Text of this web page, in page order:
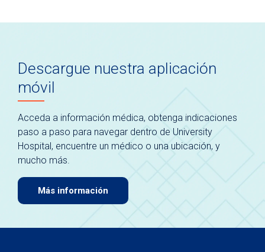
Descargue nuestra aplicación
móvil
Acceda a información médica, obtenga indicaciones
paso a paso para navegar dentro de University
Hospital, encuentre un médico o una ubicación, y
mucho más.
Más información